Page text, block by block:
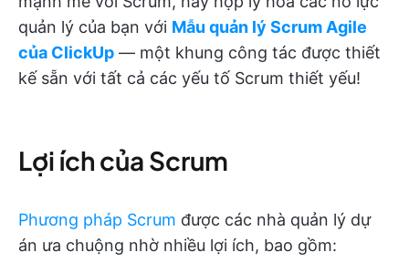
quản lý của bạn với Mẫu quản lý Scrum Agile
của ClickUp — một khung công tác được thiết
kế sẵn với tất cả các yếu tố Scrum thiết yếu!
Lợi ích của Scrum
Phương pháp Scrum được các nhà quản lý dự
án ưa chuộng nhờ nhiều lợi ích, bao gồm: